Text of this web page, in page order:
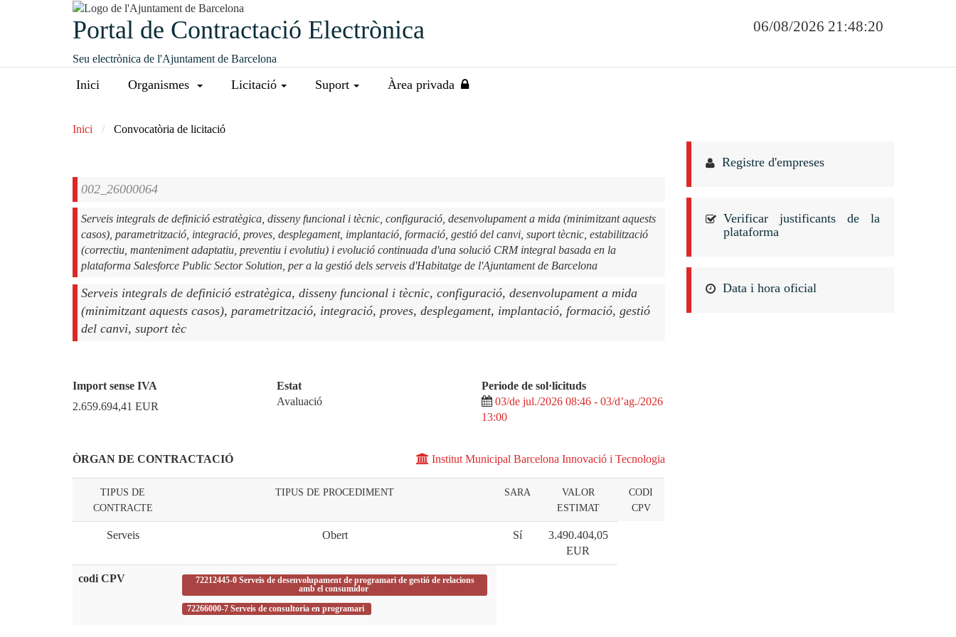
06/08/2026 21:48:20
Portal de Contractació Electrònica
Seu electrònica de l'Ajuntament de Barcelona
Inici Organismes Licitació Suport Àrea privada
Inici Convocatòria de licitació
002_26000064
Serveis integrals de definició estratègica, disseny funcional i tècnic, configuració, desenvolupament a mida (minimitzant aquests
casos), parametrització, integració, proves, desplegament, implantació, formació, gestió del canvi, suport tècnic, estabilització
(correctiu, manteniment adaptatiu, preventiu i evolutiu) i evolució continuada d'una solució CRM integral basada en la
plataforma Salesforce Public Sector Solution, per a la gestió dels serveis d'Habitatge de l'Ajuntament de Barcelona
Serveis integrals de definició estratègica, disseny funcional i tècnic, configuració, desenvolupament a mida
(minimitzant aquests casos), parametrització, integració, proves, desplegament, implantació, formació, gestió
del canvi, suport tèc
Import sense IVA
2.659.694,41 EUR
Estat
Avaluació
Periode de sol·licituds
03/de jul./2026 08:46 - 03/d’ag./2026
13:00
ÒRGAN DE CONTRACTACIÓ Institut Municipal Barcelona Innovació i Tecnologia
TIPUS DE
CONTRACTE
TIPUS DE PROCEDIMENT SARA
VALOR
ESTIMAT
CODI
CPV
Serveis Obert Sí
3.490.404,05
EUR
codi CPV
72212445-0 Serveis de desenvolupament de programari de gestió de relacions
amb el consumidor
72266000-7 Serveis de consultoria en programari
Registre d'empreses
Verificar justificants de la
plataforma
Data i hora oficial